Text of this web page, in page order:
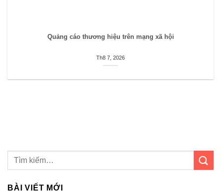
Quảng cáo thương hiệu trên mạng xã hội
Th8 7, 2026
BÀI VIẾT MỚI